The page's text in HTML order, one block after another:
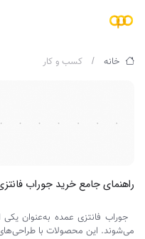
خانه کسب و کار
راهنمای جامع خرید جوراب
جوراب‌ فانتزی عمده به‌عنوان
می‌شوند. این محصولات با